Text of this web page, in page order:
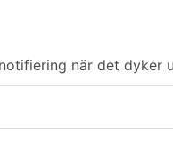
när det dyker